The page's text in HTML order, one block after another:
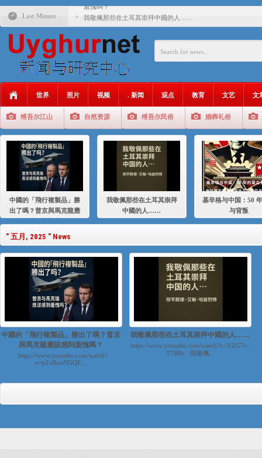
Last Minute
羞愧嗎？
我敬佩那些在土耳其崇拜中國的人……
基辛格与中国：50 年的爱与背叛
年的百年關係
大一统情结使魏京生失去理智 / 伊利夏提
伊利夏提：在自责与内疚中的挣扎
伊利夏提：消失在集中营的红衣女孩
伊利夏提：维吾尔种族灭绝
世界 照片 视频 . 新闻 观点 教育 文艺 文
维吾尔江山 自然资源 维吾尔民俗 婚葬礼俗
中國的「飛行複製品」勝
出了嗎？普京與馬克龍應
我敬佩那些在土耳其崇拜
中國的人……
基辛格与中国：50
与背叛
" 五月, 2025 " News
中國的「飛行複製品」勝出了嗎？普京
與馬克龍應該感到羞愧嗎？
https://www.youtube.com/watch?
v=p1zIhzrNGQE...
我敬佩那些在土耳其崇拜中國的人……
https://www.youtube.com/watch?v=XZG7v-
T7RPo 我敬佩...